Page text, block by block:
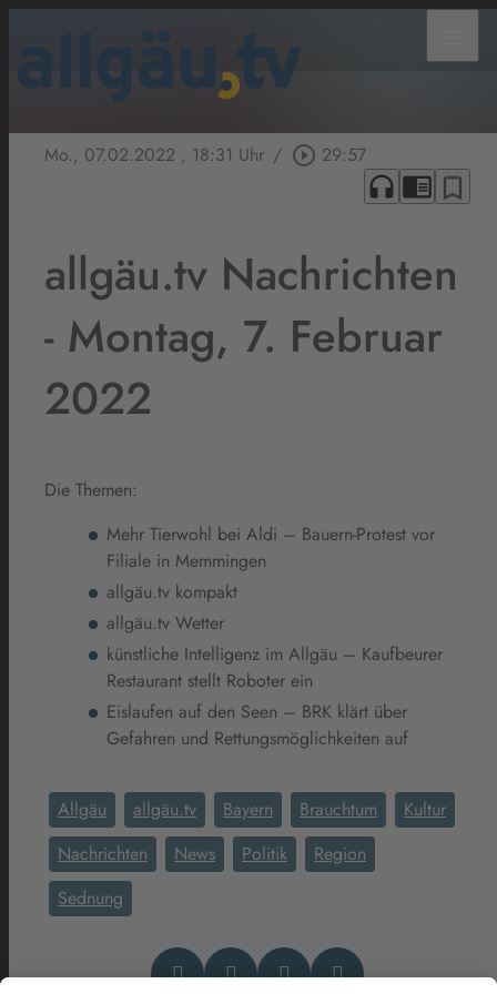
Mo., 07.02.2022 , 18:31 Uhr / play_circle_outline 29:57
headphones chrome_reader_mode bookmark_border
allgäu.tv Nachrichten
- Montag, 7. Februar
2022
Die Themen:
Mehr Tierwohl bei Aldi – Bauern-Protest vor
Filiale in Memmingen
allgäu.tv kompakt
allgäu.tv Wetter
künstliche Intelligenz im Allgäu – Kaufbeurer
Restaurant stellt Roboter ein
Eislaufen auf den Seen – BRK klärt über
Gefahren und Rettungsmöglichkeiten auf
Allgäu allgäu.tv Bayern Brauchtum
Kultur
Nachrichten
News Politik
Region
Sednung